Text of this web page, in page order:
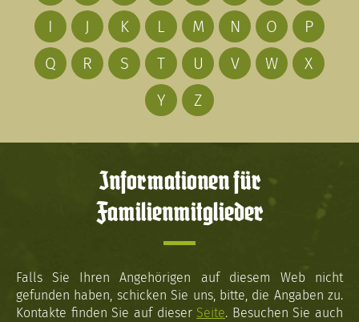
I
J K L M N O
P
Q
R S T U V W
X
Y
Z
Informationen für
Familienmitglieder
Falls Sie Ihren Angehörigen auf diesem Web nicht
gefunden haben, schicken Sie uns, bitte, die Angaben zu.
Kontakte finden Sie auf dieser Seite. Besuchen Sie auch